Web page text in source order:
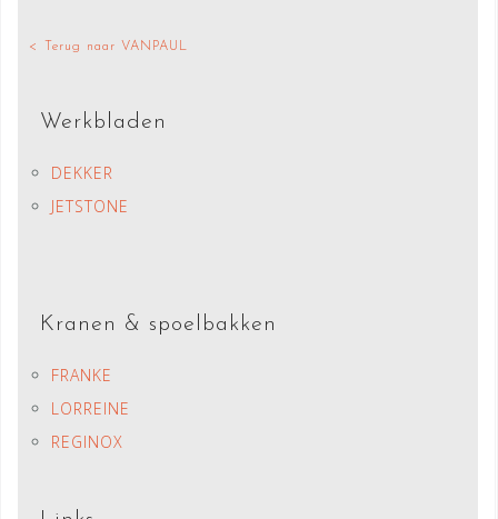
< Terug naar VANPAUL
Werkbladen
DEKKER
JETSTONE
Kranen & spoelbakken
FRANKE
LORREINE
REGINOX